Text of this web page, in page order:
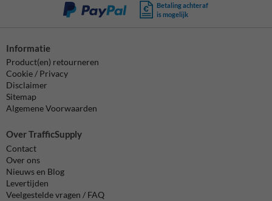
Betaling achteraf
is mogelijk
Informatie
Product(en) retourneren
Cookie / Privacy
Disclaimer
Sitemap
Algemene Voorwaarden
Over TrafficSupply
Contact
Over ons
Nieuws en Blog
Levertijden
Veelgestelde vragen / FAQ